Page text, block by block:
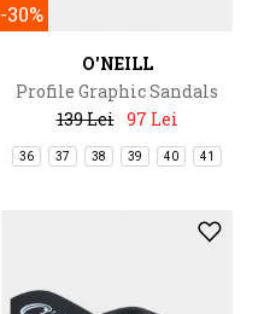
-30%
O'NEILL
Profile Graphic Sandals
139 Lei 97 Lei
36 37 38 39 40 41